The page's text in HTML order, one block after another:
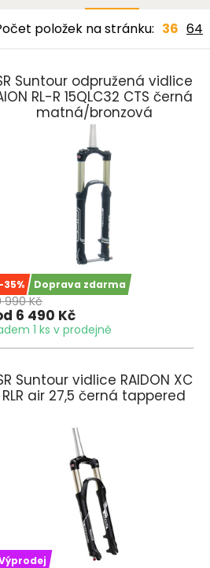
položek na stránku: 36 64
Suntour odpružená vidlice
RL-R 15QLC32 CTS černá
matná/bronzová
-35% Doprava zdarma
990 Kč
6 490 Kč
1 ks v prodejně
Suntour vidlice RAIDON XC
RLR air 27,5 černá tappered